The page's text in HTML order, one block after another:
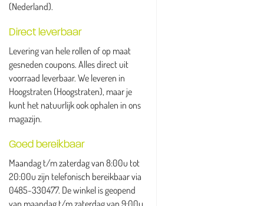
(Nederland).
Direct leverbaar
Levering van hele rollen of op maat
gesneden coupons. Alles direct uit
voorraad leverbaar. We leveren in
Hoogstraten (Hoogstraten), maar je
kunt het natuurlijk ook ophalen in ons
magazijn.
Goed bereikbaar
Maandag t/m zaterdag van 8:00u tot
20:00u zijn telefonisch bereikbaar via
0485-330477. De winkel is geopend